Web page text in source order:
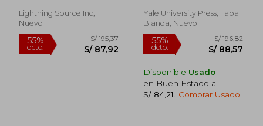
Lightning Source Inc,
Nuevo
Digital World
Yale University Press, Tapa
Blanda, Nuevo
Disponible Usado
en Buen Estado a
S/ 84,21
Comprar Usado